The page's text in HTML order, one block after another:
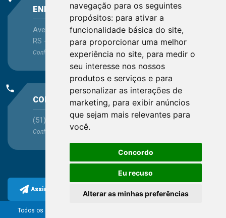
navegação para os seguintes
propósitos: para ativar a
funcionalidade básica do site,
para proporcionar uma melhor
experiência no site, para medir o
seu interesse nos nossos
produtos e serviços e para
personalizar as interações de
marketing, para exibir anúncios
que sejam mais relevantes para
você.
Concordo
Eu recuso
Alterar as minhas preferências
ENDEREÇO
Avenida Itaqui, 45, Bairro Petrópolis, Porto Alegre -
RS - CEP 90460-140
Confira as demaislocalizações no Estado
phone
CONTATO
(51) 3330-5659
Confira os e-mailsaqui
Assine a nossa newsletter
Todos os direitos reservados ao Conselho Regional de